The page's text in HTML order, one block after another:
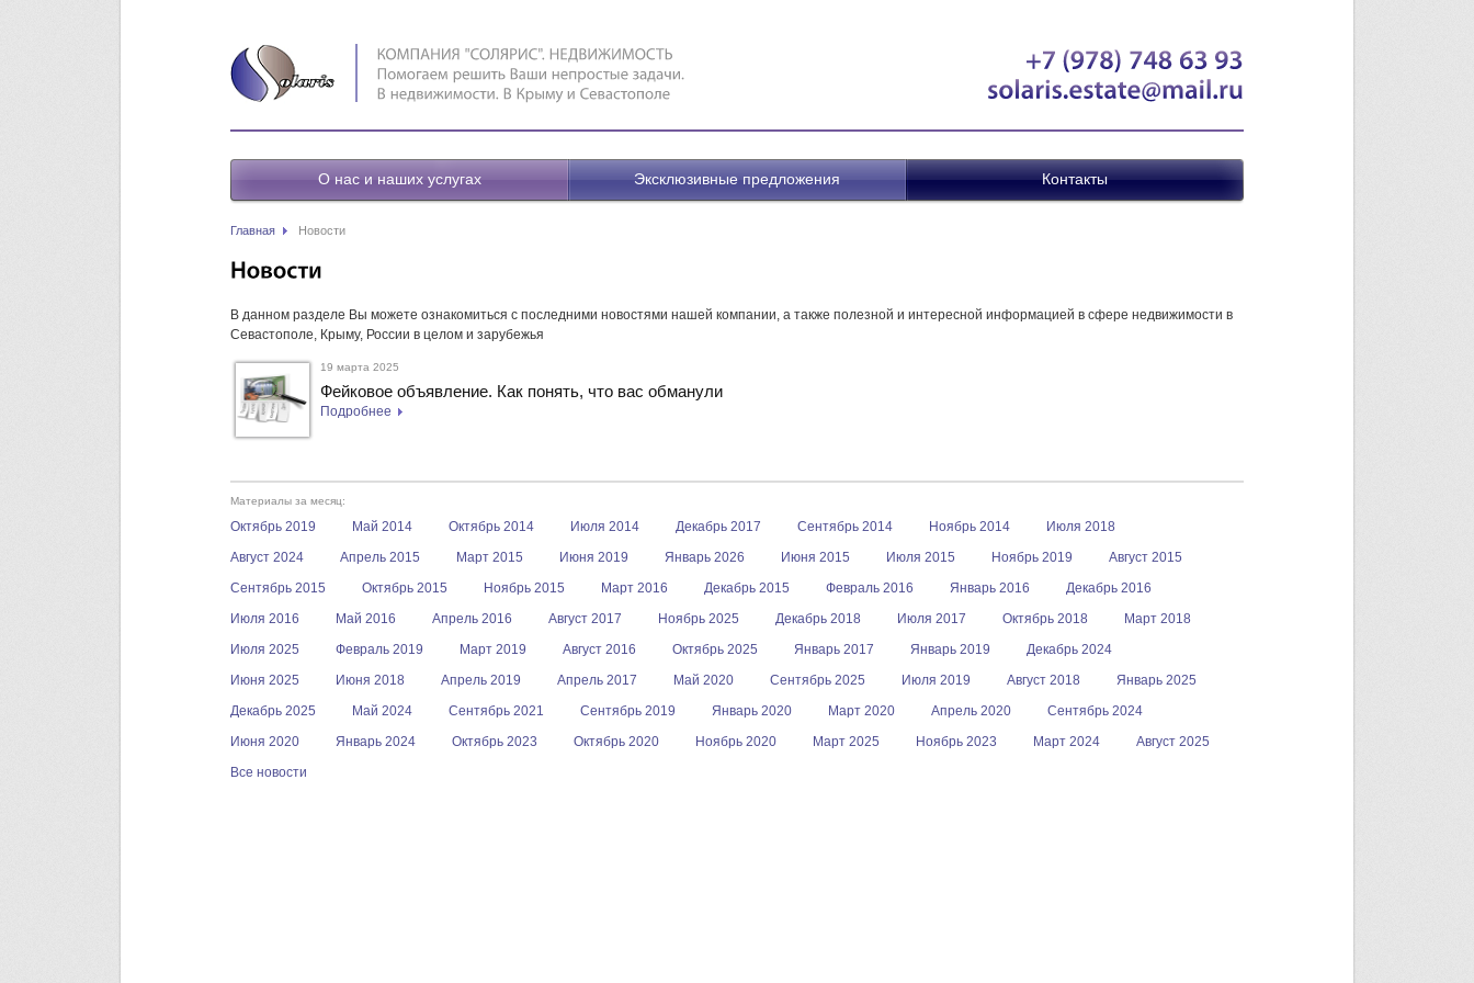
О нас и наших услугах Эксклюзивные предложения Контакты
Главная Новости
В данном разделе Вы можете ознакомиться c последними новостями нашей компании, а также полезной и интересной информацией в сфере недвижимости в
Севастополе, Крыму, России в целом и зарубежья
19 марта 2025
Фейковое объявление. Как понять, что вас обманули
Подробнее
Материалы за месяц:
Октябрь 2019 Май 2014 Октябрь 2014 Июля 2014 Декабрь 2017 Сентябрь 2014 Ноябрь 2014
Июля 2018
Август 2024
Апрель 2015 Март 2015 Июня 2019 Январь 2026 Июня 2015 Июля 2015 Ноябрь 2019
Август 2015
Сентябрь 2015
Октябрь 2015 Ноябрь 2015 Март 2016 Декабрь 2015 Февраль 2016 Январь 2016
Декабрь 2016
Июля 2016
Май 2016 Апрель 2016 Август 2017 Ноябрь 2025 Декабрь 2018 Июля 2017 Октябрь 2018
Март 2018
Июля 2025
Февраль 2019 Март 2019 Август 2016 Октябрь 2025 Январь 2017 Январь 2019
Декабрь 2024
Июня 2025
Июня 2018 Апрель 2019 Апрель 2017 Май 2020 Сентябрь 2025 Июля 2019 Август 2018
Январь 2025
Декабрь 2025
Май 2024 Сентябрь 2021 Сентябрь 2019 Январь 2020 Март 2020 Апрель 2020
Сентябрь 2024
Июня 2020
Январь 2024 Октябрь 2023 Октябрь 2020 Ноябрь 2020 Март 2025 Ноябрь 2023 Март 2024
Август 2025
Все новости